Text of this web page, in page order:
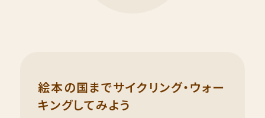
絵本の国までサイクリング・ウォー
キングしてみよう